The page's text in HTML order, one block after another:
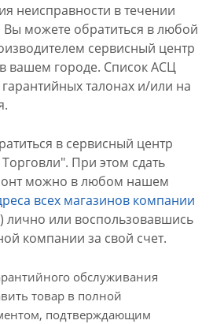
неисправности в течении
Вы можете обратиться в любой
сервисный центр
вашем городе. Список АСЦ
талонах и/или на
в сервисный центр
При этом сдать
можно в любом нашем
всех магазинов компании
) лично или воспользовавшись
компании за свой счет.
обслуживания
товар в полной
подтверждающим